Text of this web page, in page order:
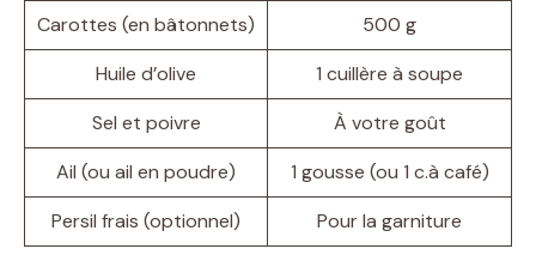
Carottes (en bâtonnets)
500 g
Huile d’olive
1 cuillère à soupe
Sel et poivre
À votre goût
Ail (ou ail en poudre)
1 gousse (ou 1 c.à café)
Persil frais (optionnel)
Pour la garniture